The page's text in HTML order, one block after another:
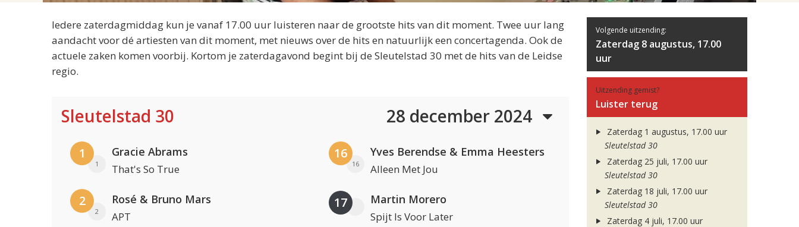
Iedere zaterdagmiddag kun je vanaf 17.00 uur luisteren naar de grootste hits van dit moment. Twee uur lang
aandacht voor dé artiesten van dit moment, met nieuws over de hits en natuurlijk een concertagenda. Ook de
actuele zaken komen voorbij. Kortom je zaterdagavond begint bij de Sleutelstad 30 met de hits van de Leidse
regio.
Sleutelstad 30 28 december 2024
1
1
Gracie Abrams
That's So True
2
2
Rosé & Bruno Mars
APT
16
16
Yves Berendse & Emma Heesters
Alleen Met Jou
17 Martin Morero
Spijt Is Voor Later
Volgende uitzending:
Zaterdag 8 augustus, 17.00
uur
Uitzending gemist?
Luister terug
Zaterdag 1 augustus, 17.00 uur
Sleutelstad 30
Zaterdag 25 juli, 17.00 uur
Sleutelstad 30
Zaterdag 18 juli, 17.00 uur
Sleutelstad 30
Zaterdag 4 juli, 17.00 uur